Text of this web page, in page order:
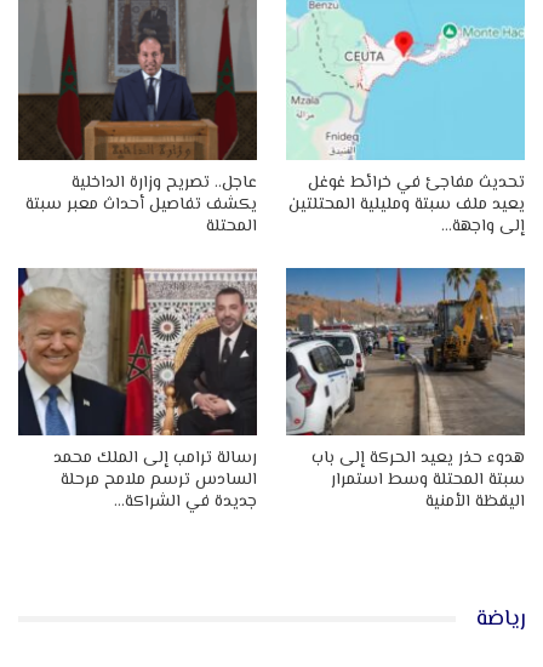
تحديث مفاجئ في خرائط غوغل
يعيد ملف سبتة ومليلية المحتلتين
إلى واجهة…
عاجل.. تصريح وزارة الداخلية
يكشف تفاصيل أحداث معبر سبتة
المحتلة
هدوء حذر يعيد الحركة إلى باب
سبتة المحتلة وسط استمرار
اليقظة الأمنية
رسالة ترامب إلى الملك محمد
السادس ترسم ملامح مرحلة
جديدة في الشراكة…
رياضة